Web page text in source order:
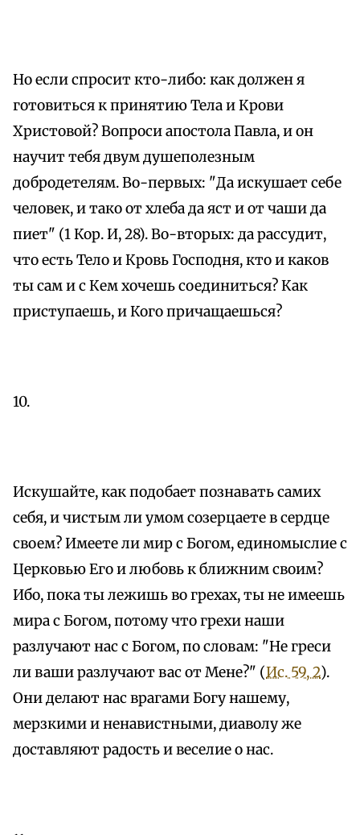
Но если спросит кто-либо: как должен я
готовиться к принятию Тела и Крови
Христовой? Вопроси апостола Павла, и он
научит тебя двум душеполезным
добродетелям. Во-первых: "Да искушает себе
человек, и тако от хлеба да яст и от чаши да
пиет" (1 Кор. И, 28). Во-вторых: да рассудит,
что есть Тело и Кровь Господня, кто и каков
ты сам и с Кем хочешь соединиться? Как
приступаешь, и Кого причащаешься?
10.
Искушайте, как подобает познавать самих
себя, и чистым ли умом созерцаете в сердце
своем? Имеете ли мир с Богом, единомыслие с
Церковью Его и любовь к ближним своим?
Ибо, пока ты лежишь во грехах, ты не имеешь
мира с Богом, потому что грехи наши
разлучают нас с Богом, по словам: "Не греси
ли ваши разлучают вас от Мене?" (Ис. 59, 2).
Они делают нас врагами Богу нашему,
мерзкими и ненавистными, диаволу же
доставляют радость и веселие о нас.